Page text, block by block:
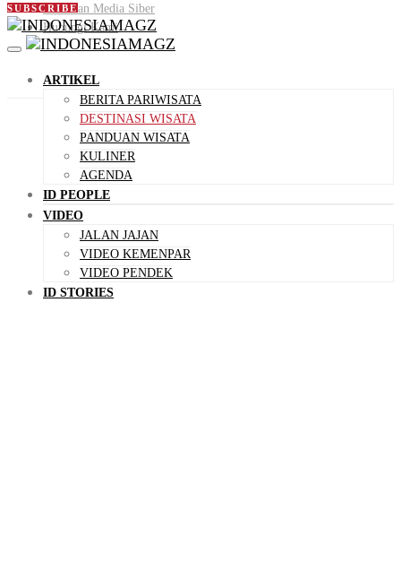
Pedoman Media Siber
Hubungi Kami
SUBSCRIBE
ARTIKEL
BERITA PARIWISATA
DESTINASI WISATA
PANDUAN WISATA
KULINER
AGENDA
ID PEOPLE
VIDEO
JALAN JAJAN
VIDEO KEMENPAR
VIDEO PENDEK
ID STORIES